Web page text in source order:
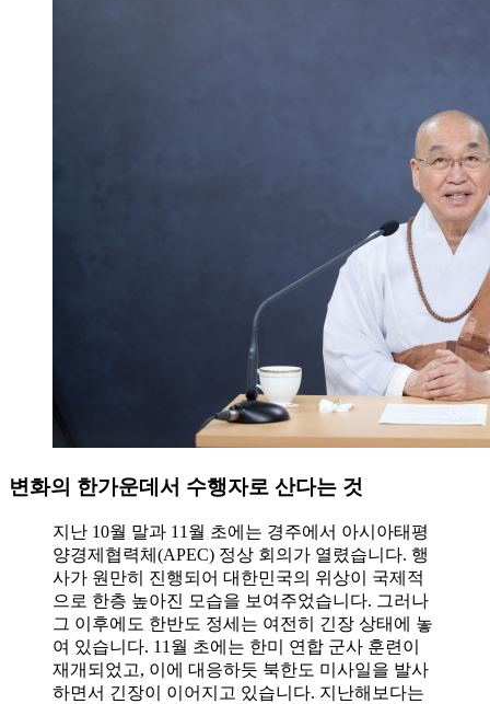
변화의 한가운데서 수행자로 산다는 것
지난 10월 말과 11월 초에는 경주에서 아시아태평
양경제협력체(APEC) 정상 회의가 열렸습니다. 행
사가 원만히 진행되어 대한민국의 위상이 국제적
으로 한층 높아진 모습을 보여주었습니다. 그러나
그 이후에도 한반도 정세는 여전히 긴장 상태에 놓
여 있습니다. 11월 초에는 한미 연합 군사 훈련이
재개되었고, 이에 대응하듯 북한도 미사일을 발사
하면서 긴장이 이어지고 있습니다. 지난해보다는